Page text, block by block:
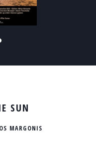
SUN
MARGONIS